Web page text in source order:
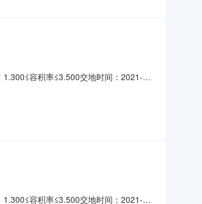
容积率≤3.500交地时间：2021-
容积率≤3.500交地时间：2021-